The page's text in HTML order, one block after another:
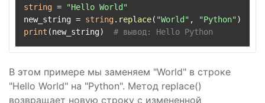
string =
"Hello World"
new_string = string. replace( "World" , "Python"
print (new_string) # вывод: Hello Python
В этом примере мы заменяем "World" в строке
"Hello World" на "Python". Метод replace()
возвращает новую строку с измененной